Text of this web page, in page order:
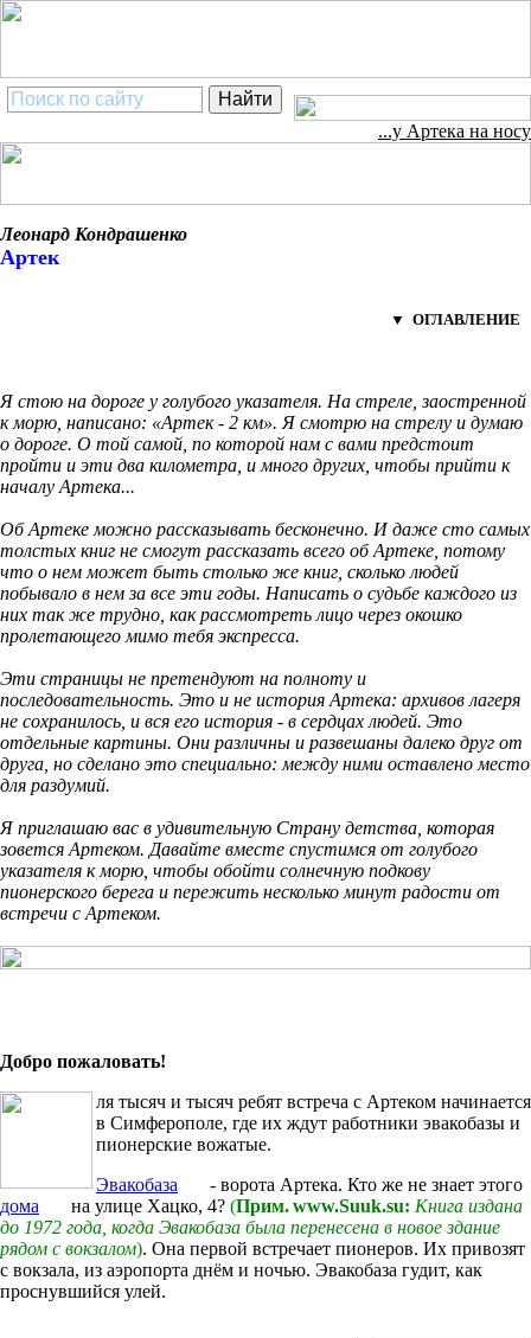
...у Артека на носу
Леонард Кондрашенко
Артек
▼ ОГЛАВЛЕНИЕ
Я стою на дороге у голубого указателя. На стреле, заостренной
к морю, написано: «Артек - 2 км». Я смотрю на стрелу и думаю
о дороге. О той самой, по которой нам с вами предстоит
пройти и эти два километра, и много других, чтобы прийти к
началу Артека...
Об Артеке можно рассказывать бесконечно. И даже сто самых
толстых книг не смогут рассказать всего об Артеке, потому
что о нем может быть столько же книг, сколько людей
побывало в нем за все эти годы. Написать о судьбе каждого из
них так же трудно, как рассмотреть лицо через окошко
пролетающего мимо тебя экспресса.
Эти страницы не претендуют на полноту и
последовательность. Это и не история Артека: архивов лагеря
не сохранилось, и вся его история - в сердцах людей. Это
отдельные картины. Они различны и развешаны далеко друг от
друга, но сделано это специально: между ними оставлено место
для раздумий.
Я приглашаю вас в удивительную Страну детства, которая
зовется Артеком. Давайте вместе спустимся от голубого
указателя к морю, чтобы обойти солнечную подкову
пионерского берега и пережить несколько минут радости от
встречи с Артеком.
Добро пожаловать!
ля тысяч и тысяч ребят встреча с Артеком начинается
в Симферополе, где их ждут работники эвакобазы и
пионерские вожатые.
Эвакобаза
- ворота Артека. Кто же не знает этого
дома
на улице Хацко, 4? (Прим. www.Suuk.su: Книга издана
до 1972 года, когда Эвакобаза была перенесена в новое здание
рядом с вокзалом). Она первой встречает пионеров. Их привозят
с вокзала, из аэропорта днём и ночью. Эвакобаза гудит, как
проснувшийся улей.